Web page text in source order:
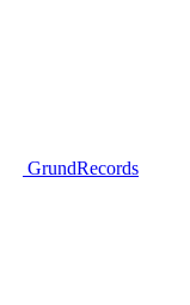
GrundRecords